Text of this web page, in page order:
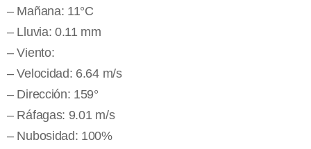
– Mañana: 11°C
– Lluvia: 0.11 mm
– Viento:
– Velocidad: 6.64 m/s
– Dirección: 159°
– Ráfagas: 9.01 m/s
– Nubosidad: 100%